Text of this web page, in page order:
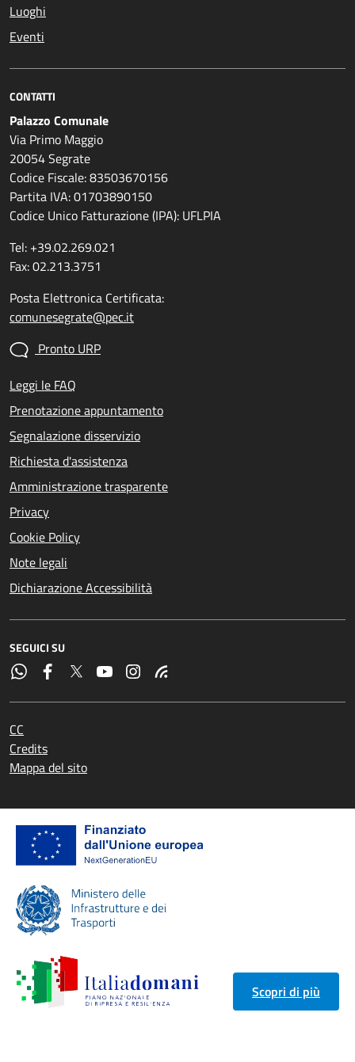
Luoghi
Eventi
CONTATTI
Palazzo Comunale
Via Primo Maggio
20054 Segrate
Codice Fiscale: 83503670156
Partita IVA: 01703890150
Codice Unico Fatturazione (IPA): UFLPIA
Tel: +39.02.269.021
Fax: 02.213.3751
Posta Elettronica Certificata:
comunesegrate@pec.it
Pronto URP
Leggi le FAQ
Prenotazione appuntamento
Segnalazione disservizio
Richiesta d'assistenza
Amministrazione trasparente
Privacy
Cookie Policy
Note legali
Dichiarazione Accessibilità
SEGUICI SU
CC
Credits
Mappa del sito
Scopri di più